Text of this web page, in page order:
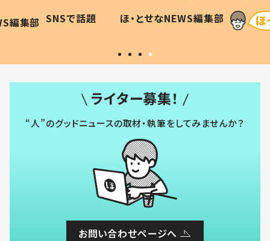
編集部
作り続ける理由とは #令和の親
#令和の子
SNSで話題 ほ・とせなNEWS編集部 「涙が
い」
ライター募集！
“人”のグッドニュースの取材・執筆をしてみませんか？
お問い合わせページへ